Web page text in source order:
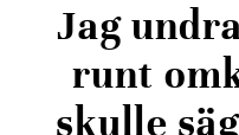
Jag
runt
skulle